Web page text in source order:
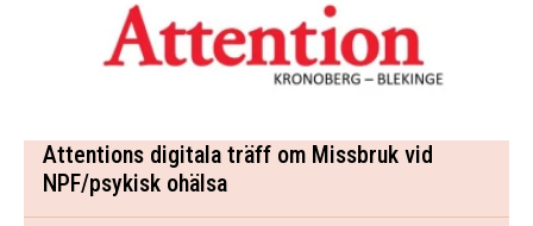
Attentions digitala träff om Missbruk vid
NPF/psykisk ohälsa